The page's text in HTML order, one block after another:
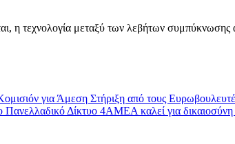
η τεχνολογία μεταξύ των λεβήτων
για Άμεση Στήριξη από τους
Δίκτυο 4ΑΜΕΑ καλεί για δικαιοσύνη